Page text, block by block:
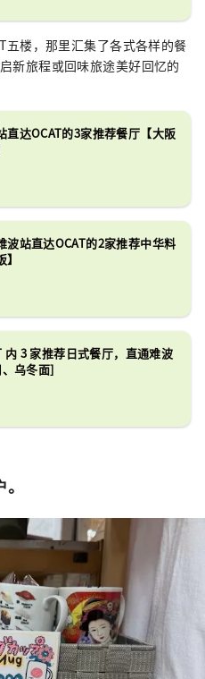
五楼，那里汇集了各式各样的餐
新旅程或回味旅途美好回忆的
直达OCAT的3家推荐餐厅【大阪
波站直达OCAT的2家推荐中华料
内 3 家推荐日式餐厅，直通难波
乌冬面]